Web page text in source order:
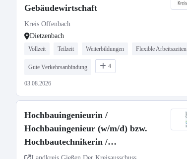
Gebäudewirtschaft
Kreis Offenbach
Dietzenbach
Vollzeit Teilzeit Weiterbildungen Flexible Arbeitszeiten
Gute Verkehrsanbindung 4
03.08.2026
Hochbauingenieurin /
Hochbauingenieur (w/m/d) bzw.
Hochbautechnikerin /
Hochbautechniker (w/m/d)